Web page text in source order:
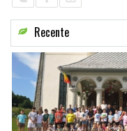
Recente